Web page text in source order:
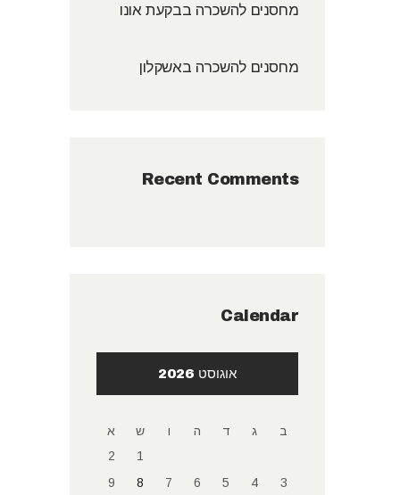
מחסנים להשכרה בבקעת אונו
מחסנים להשכרה באשקלון
Recent Comments
Calendar
אוגוסט 2026
ב ג ד ה ו ש
א
1
2
3
4
5
6
7
8
9